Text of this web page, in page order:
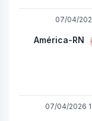
07/04/
América-RN
07/04/2026